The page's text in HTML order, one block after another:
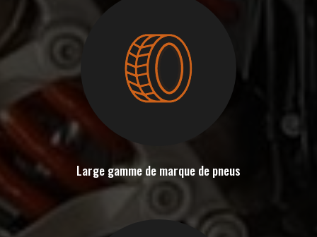
Large gamme de marque de pneus